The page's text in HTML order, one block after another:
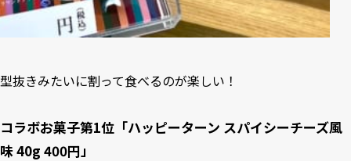
型抜きみたいに割って食べるのが楽しい！
コラボお菓子第1位「ハッピーターン スパイシーチーズ風
味 40g 400円」